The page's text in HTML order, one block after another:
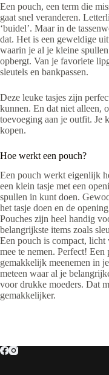
Een pouch, een term die
gaat snel veranderen.
‘buidel’. Maar in de
dat. Het is een geweldige
waarin je al je kleine
opbergt. Van je favoriete
sleutels en bankpassen.
Deze leuke tasjes zijn
kunnen. En dat niet alleen,
toevoeging aan je outfit. Je
kopen.
Hoe werkt een pouch?
Een pouch werkt eigenlijk
een klein tasje met een
spullen in kunt doen.
het tasje doen en de
Pouches zijn heel handig
belangrijkste items zoals
Een pouch is compact,
mee te nemen. Perfect!
gemakkelijk meenemen in
meteen waar al je
voor drukke moeders. Dat
gemakkelijker.